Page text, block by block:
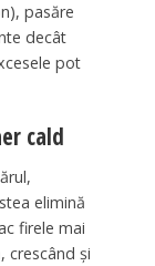
pasăre
decât
pot
cald
elimină
firele mai
crescând și